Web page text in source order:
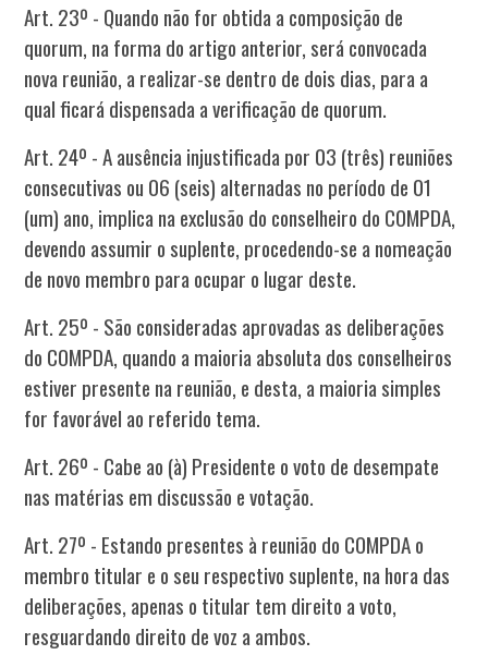
Art. 23º - Quando não for obtida a composição de
quorum, na forma do artigo anterior, será convocada
nova reunião, a realizar-se dentro de dois dias, para a
qual ficará dispensada a verificação de quorum.
Art. 24º - A ausência injustificada por 03 (três) reuniões
consecutivas ou 06 (seis) alternadas no período de 01
(um) ano, implica na exclusão do conselheiro do COMPDA,
devendo assumir o suplente, procedendo-se a nomeação
de novo membro para ocupar o lugar deste.
Art. 25º - São consideradas aprovadas as deliberações
do COMPDA, quando a maioria absoluta dos conselheiros
estiver presente na reunião, e desta, a maioria simples
for favorável ao referido tema.
Art. 26º - Cabe ao (à) Presidente o voto de desempate
nas matérias em discussão e votação.
Art. 27º - Estando presentes à reunião do COMPDA o
membro titular e o seu respectivo suplente, na hora das
deliberações, apenas o titular tem direito a voto,
resguardando direito de voz a ambos.